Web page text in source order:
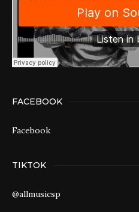
FACEBOOK
Facebook
TIKTOK
@allmusicsp